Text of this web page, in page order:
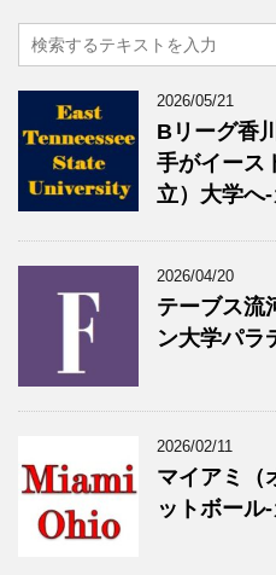
2026/05/21
Bリーグ香
手がイース
立）大学へ
2026/04/20
テーブス流
ン大学パラ
2026/02/11
マイアミ（
ットボール